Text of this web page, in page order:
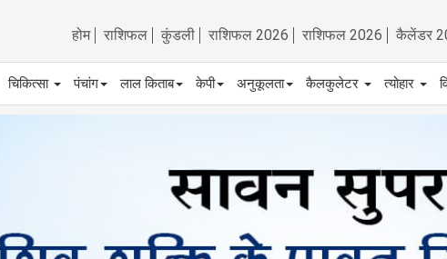
होम राशिफल कुंडली राशिफल 2026 राशिफल 2026 कैलेंडर
चिकित्सा पंचांग लाल किताब केपी अनुकूलता कैलकुलेटर त्योहार